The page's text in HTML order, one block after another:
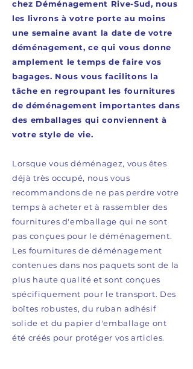
chez Déménagement Rive-Sud, nous
les livrons à votre porte au moins
une semaine avant la date de votre
déménagement, ce qui vous donne
amplement le temps de faire vos
bagages. Nous vous facilitons la
tâche en regroupant les fournitures
de déménagement importantes dans
des emballages qui conviennent à
votre style de vie.
Lorsque vous déménagez, vous êtes
déjà très occupé, nous vous
recommandons de ne pas perdre votre
temps à acheter et à rassembler des
fournitures d'emballage qui ne sont
pas conçues pour le déménagement.
Les fournitures de déménagement
contenues dans nos paquets sont de la
plus haute qualité et sont conçues
spécifiquement pour le transport. Des
boîtes robustes, du ruban adhésif
solide et du papier d'emballage ont
été créés pour protéger vos articles.